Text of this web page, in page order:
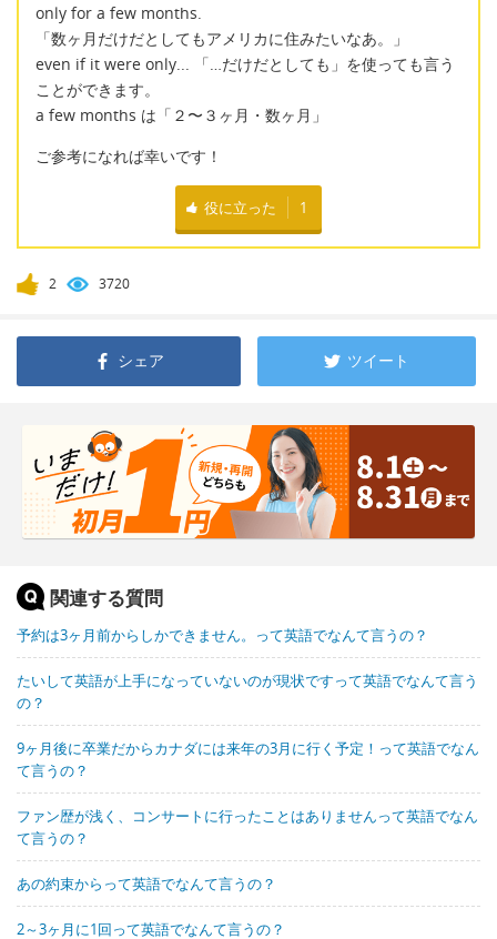
only for a few months.
「数ヶ月だけだとしてもアメリカに住みたいなあ。」
even if it were only... 「…だけだとしても」を使っても言う
ことができます。
a few months は「２〜３ヶ月・数ヶ月」
ご参考になれば幸いです！
役に立った 1
2 3720
シェア ツイート
関連する質問
予約は3ヶ月前からしかできません。って英語でなんて言うの？
たいして英語が上手になっていないのが現状ですって英語でなんて言う
の？
9ヶ月後に卒業だからカナダには来年の3月に行く予定！って英語でなん
て言うの？
ファン歴が浅く、コンサートに行ったことはありませんって英語でなん
て言うの？
あの約束からって英語でなんて言うの？
2～3ヶ月に1回って英語でなんて言うの？